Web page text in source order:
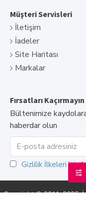
Müşteri Servisleri
İletişim
İadeler
Site Haritası
Markalar
Fırsatları Kaçırmayın
Bültenimize
haberdar olun
Gizlilik İlkeleri 'ni
Copyright © 2011-2025.